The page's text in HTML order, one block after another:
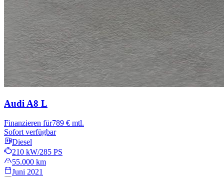
Audi A8 L
Finanzieren für789 € mtl.
Sofort verfügbar
Diesel
210 kW/285 PS
55.000 km
Juni 2021